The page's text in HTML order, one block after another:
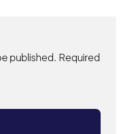
published. Required